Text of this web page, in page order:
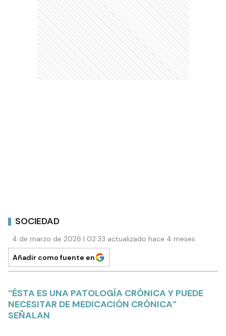
SOCIEDAD
4 de marzo de 2026 | 02:33 actualizado hace 4 meses
Añadir como fuente en
“ÉSTA ES UNA PATOLOGÍA CRÓNICA Y PUEDE
NECESITAR DE MEDICACIÓN CRÓNICA”
SEÑALAN